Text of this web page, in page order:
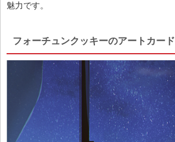
魅力です。
フォーチュンクッキーのアートカード